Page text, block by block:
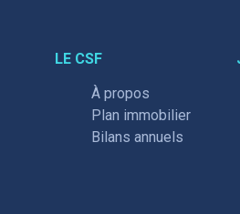
LE CSF
À propos
Plan immobilier
Bilans annuels